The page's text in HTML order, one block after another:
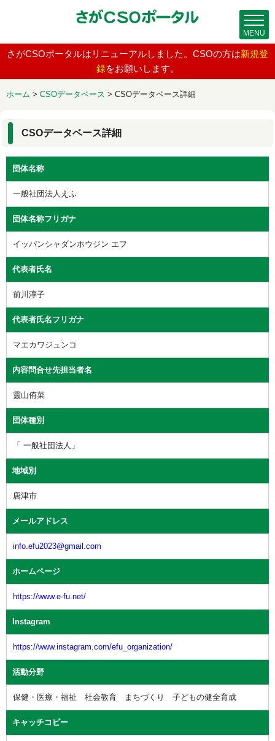
さがCSOポータルはリニューアルしました。CSOの方は新規登
録をお願いします。
ホーム > CSOデータベース > CSOデータベース詳細
CSOデータベース詳細
団体名称
一般社団法人えふ
団体名称フリガナ
イッパンシャダンホウジン エフ
代表者氏名
前川淳子
代表者氏名フリガナ
マエカワジュンコ
内容問合せ先担当者名
靈山侑菜
団体種別
「 一般社団法人」
地域別
唐津市
メールアドレス
info.efu2023@gmail.com
ホームページ
https://www.e-fu.net/
Instagram
https://www.instagram.com/efu_organization/
活動分野
保健・医療・福祉 社会教育 まちづくり 子どもの健全育成
キャッチコピー
MENU